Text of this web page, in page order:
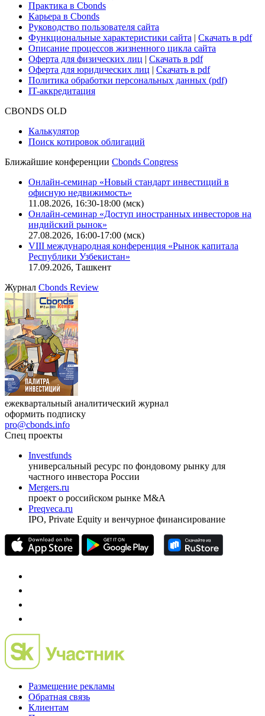
Для клиентов
О нас
Безопасность проведения платежей
Практика в Cbonds
Карьера в Cbonds
Руководство пользователя сайта
Функциональные характеристики сайта|Скачать в pdf
Описание процессов жизненного цикла сайта
Оферта для физических лиц
Оферта для юридических лиц
IT-аккредитация
Поиск котировок облигаций
Ближайшие конференцииCbonds Congress
Онлайн-семинар «Новый стандарт инвестиций в
офисную недвижимость»
11.08.2026, 16:30-18:00 (мск)
Онлайн-семинар «Доступ иностранных инвесторов на
индийский рынок»
VIII международная конференция «Рынок капитала
Республики Узбекистан»
17.09.2026, Ташкент
ЖурналCbonds Review
ежеквартальный аналитический журнал
оформить подписку
pro@cbonds.info
Спец проекты
Investfunds
универсальный ресурс по фондовому рынку для
частного инвестора России
проект о российском рынке M&A
Preqveca.ru